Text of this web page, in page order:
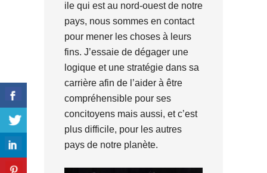
ile qui est au nord-ouest de notre
pays, nous sommes en contact
pour mener les choses à leurs
fins. J’essaie de dégager une
logique et une stratégie dans sa
carrière afin de l’aider à être
compréhensible pour ses
concitoyens mais aussi, et c’est
plus difficile, pour les autres
pays de notre planète.